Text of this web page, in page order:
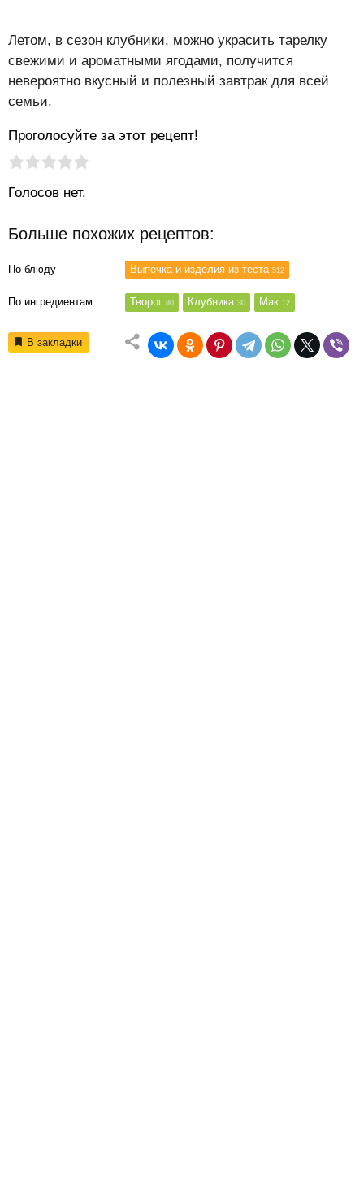
Летом, в сезон клубники, можно украсить тарелку
свежими и ароматными ягодами, получится
невероятно вкусный и полезный завтрак для всей
семьи.
Проголосуйте за этот рецепт!
Рейтинг статьи:
Голосов нет.
Больше похожих рецептов:
По блюду Выпечка и изделия из теста 512
По ингредиентам Творог 80 Клубника 30 Мак 12
В закладки